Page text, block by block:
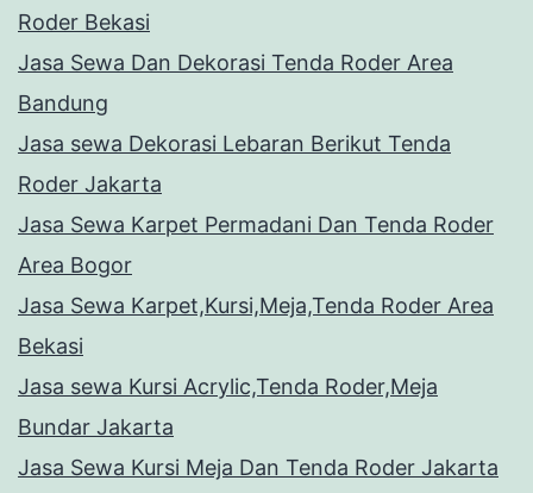
Roder Bekasi
Jasa Sewa Dan Dekorasi Tenda Roder Area
Bandung
Jasa sewa Dekorasi Lebaran Berikut Tenda
Roder Jakarta
Jasa Sewa Karpet Permadani Dan Tenda Roder
Area Bogor
Jasa Sewa Karpet,Kursi,Meja,Tenda Roder Area
Bekasi
Jasa sewa Kursi Acrylic,Tenda Roder,Meja
Bundar Jakarta
Jasa Sewa Kursi Meja Dan Tenda Roder Jakarta